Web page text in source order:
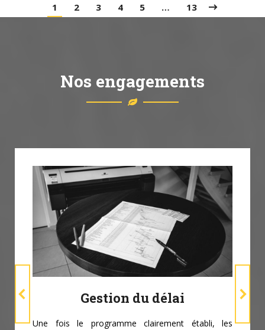
1 2 3 4 5 … 13
Nos engagements
Gestion du délai
Une fois le programme clairement établi, les